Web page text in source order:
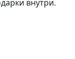
внутри.